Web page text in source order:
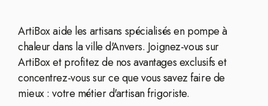
ArtiBox aide les artisans spécialisés en pompe à
chaleur dans la ville d'Anvers. Joignez-vous sur
ArtiBox et profitez de nos avantages exclusifs et
concentrez-vous sur ce que vous savez faire de
mieux : votre métier d'artisan frigoriste.